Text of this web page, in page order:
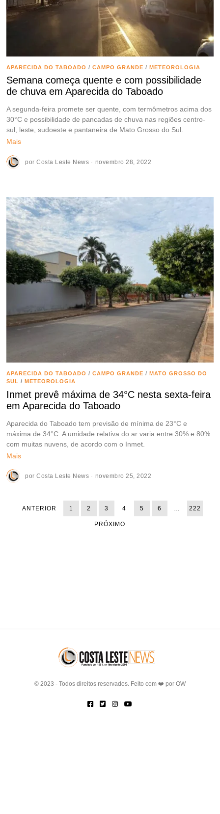
APARECIDA DO TABOADO / CAMPO GRANDE / METEOROLOGIA
Semana começa quente e com possibilidade
de chuva em Aparecida do Taboado
A segunda-feira promete ser quente, com termômetros acima dos
30°C e possibilidade de pancadas de chuva nas regiões centro-
sul, leste, sudoeste e pantaneira de Mato Grosso do Sul.
Mais
porCosta Leste News novembro 28, 2022
APARECIDA DO TABOADO / CAMPO GRANDE / MATO GROSSO DO
SUL / METEOROLOGIA
Inmet prevê máxima de 34°C nesta sexta-feira
em Aparecida do Taboado
Aparecida do Taboado tem previsão de mínima de 23°C e
máxima de 34°C. A umidade relativa do ar varia entre 30% e 80%
com muitas nuvens, de acordo com o Inmet.
Mais
porCosta Leste News novembro 25, 2022
ANTERIOR 1 2 3 4 5 6 … 222
PRÓXIMO
© 2023 - Todos direitos reservados. Feito com ❤️ por OW